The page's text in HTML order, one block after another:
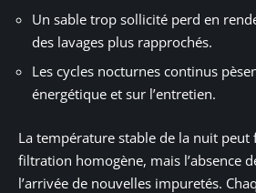
Un sable trop sollicité perd en
des lavages plus rapprochés.
Les cycles nocturnes continus
énergétique et sur l’entretien.
La température stable de la nuit peut
filtration homogène, mais l’absence
l’arrivée de nouvelles impuretés.